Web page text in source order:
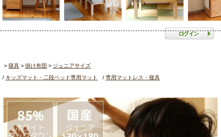
寝具 掛け布団
ジュニアサイズ
キッズマット・二段ベッド専用マット
専用マットレス・寝具